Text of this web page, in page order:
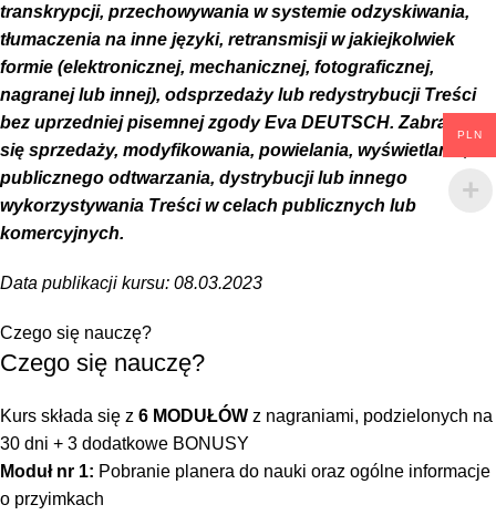
transkrypcji, przechowywania w systemie odzyskiwania,
tłumaczenia na inne języki, retransmisji w jakiejkolwiek
formie (elektronicznej, mechanicznej, fotograficznej,
nagranej lub innej), odsprzedaży lub redystrybucji Treści
bez uprzedniej pisemnej zgody Eva DEUTSCH. Zabrania
się sprzedaży, modyfikowania, powielania, wyświetlania,
publicznego odtwarzania, dystrybucji lub innego
wykorzystywania Treści w celach publicznych lub
komercyjnych.
Data publikacji kursu: 08.03.2023
Czego się nauczę?
Czego się nauczę?
Kurs składa się z 6 MODUŁÓW z nagraniami, podzielonych na
30 dni + 3 dodatkowe BONUSY
Moduł nr 1: Pobranie planera do nauki oraz ogólne informacje
o przyimkach
PLN